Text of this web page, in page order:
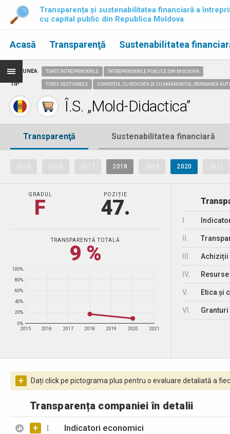
Transparența și sustenabilitatea financiară a
cu capital public din Republica Moldova
Acasă Transparenţă Sustenabilitatea
REGIUNEA
TIP
TOATE ÎNTREPRINDERILE ÎNTREPRINDERILE PUBLICE DIN MOLDOVA
TOATE SECTOARELE COMERȚUL CU RIDICATA ȘI CU AMĂNUNTUL; REPARAREA
Î.S. „Mold-Didactica”
Transparenţă Sustenabilitatea financiară
2018 2020
GRADUL
F
POZIȚIE
47.
TRANSPARENȚĂ TOTALĂ
9 %
2015 2016 2017 2018 2019 2020 2021
0%
20%
40%
60%
80%
100%
Achiziții
IV.
V. Etica și
VI.
+ Dați click pe pictograma plus pentru o evaluare detaliată a
Transparența companiei în detalii
+ I. Indicatori economici